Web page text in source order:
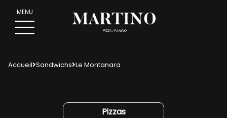
Accueil Sandwichs Le Montanara
Pizzas